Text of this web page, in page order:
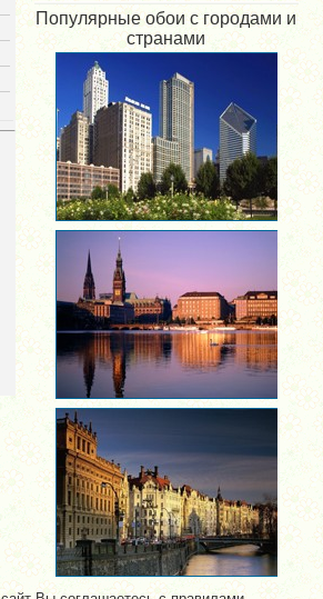
Популярные обои с городами и
странами